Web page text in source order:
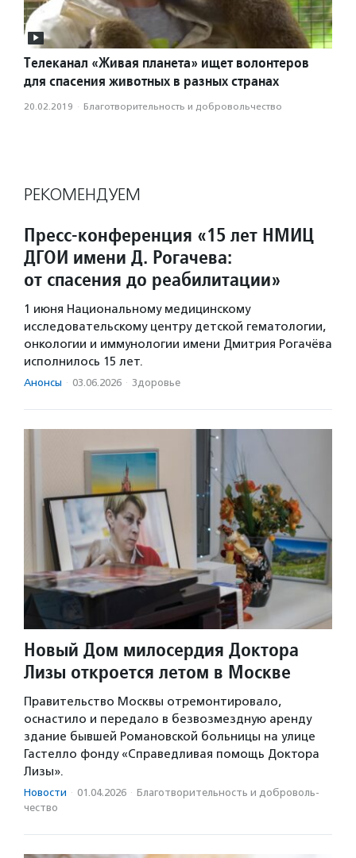
Телеканал «Живая планета» ищет волонтеров
для спасения животных в разных странах
20.02.2019 · Благотвори­тель­ность и доброволь­чест­во
РЕКОМЕНДУЕМ
Пресс-конференция «15 лет НМИЦ
ДГОИ имени Д. Рогачева:
от спасения до реабилитации»
1 июня Национальному медицинскому
исследовательскому центру детской гематологии,
онкологии и иммунологии имени Дмитрия Рогачёва
исполнилось 15 лет.
Анонсы · 03.06.2026 · Здоровье
Новый Дом милосердия Доктора
Лизы откроется летом в Москве
Правительство Москвы отремонтировало,
оснастило и передало в безвозмездную аренду
здание бывшей Романовской больницы на улице
Гастелло фонду «Справедливая помощь Доктора
Лизы».
Новости · 01.04.2026 · Благотвори­тель­ность и доброволь­
чест­во